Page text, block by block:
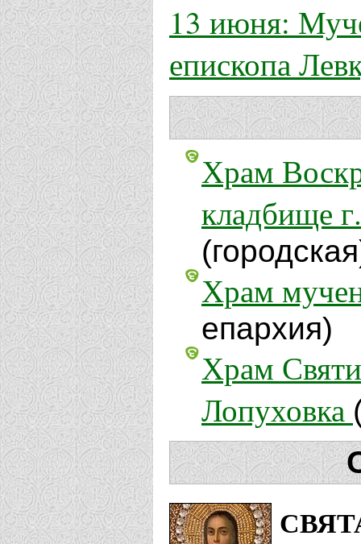
13 июня:
епископа
Храм
кладбище
Храм
епархия)
Храм
Лопуховка